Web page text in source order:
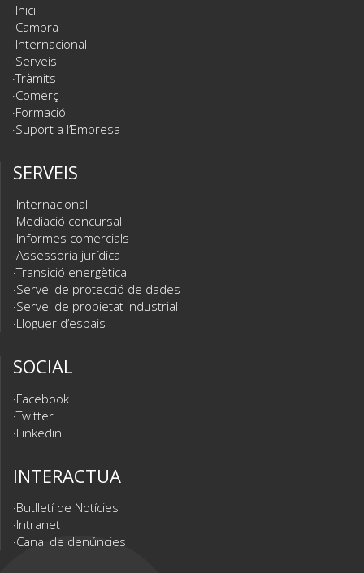
Inici
Cambra
Internacional
Serveis
Tràmits
Comerç
Formació
Suport a l’Empresa
SERVEIS
Internacional
Mediació concursal
Informes comercials
Assessoria jurídica
Transició energètica
Servei de protecció de dades
Servei de propietat industrial
Lloguer d’espais
SOCIAL
Facebook
Twitter
Linkedin
INTERACTUA
Butlletí de Notícies
Intranet
Canal de denúncies